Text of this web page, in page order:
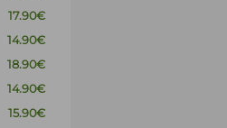
17.90€
14.90€
18.90€
14.90€
15.90€